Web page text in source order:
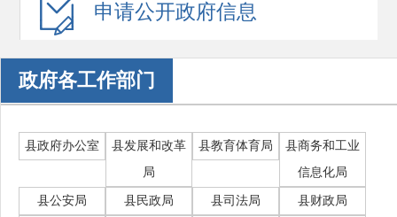
申请公开政府信息
政府各工作部门
县政府办公室
县发展和改革
局
县教育体育局
县商务和工业
信息化局
县公安局 县民政局 县司法局 县财政局